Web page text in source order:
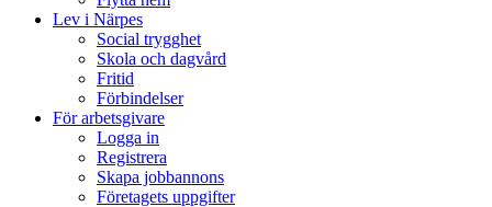
Lev i Närpes
Social trygghet
Skola och dagvård
Fritid
Förbindelser
För arbetsgivare
Logga in
Registrera
Skapa jobbannons
Företagets uppgifter